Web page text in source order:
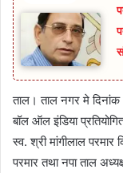
ताल। ताल नगर मे
बॉल ऑल इंडिया
स्व. श्री मांगीलाल परमार
परमार तथा नपा ताल